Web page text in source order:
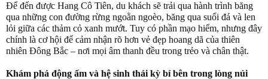
Để đến được Hang Cô Tiên, du khách sẽ trải qua hành trình băng
qua những con đường rừng ngoằn ngoèo, băng qua suối đá và len
lỏi giữa các thảm cỏ xanh mướt. Tuy có phần mạo hiểm, nhưng đây
chính là cơ hội để cảm nhận rõ hơn vẻ đẹp hoang dã của thiên
nhiên Đông Bắc – nơi mọi âm thanh đều trong trẻo và chân thật.
Khám phá động ẩm và hệ sinh thái kỳ bí bên trong lòng núi